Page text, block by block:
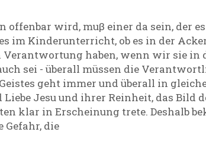
wird, muβ einer da sein, der
im Kinderunterricht, ob es in der
haben, wenn wir sie in
sei - überall müssen die
geht immer und überall in
Jesu und ihrer Reinheit, das
klar in Erscheinung trete. Deshalb
die